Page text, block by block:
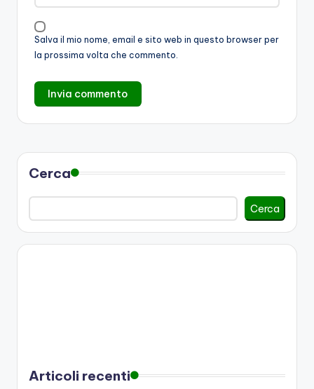
Salva il mio nome, email e sito web in questo browser per
la prossima volta che commento.
Cerca
Cerca
Articoli recenti